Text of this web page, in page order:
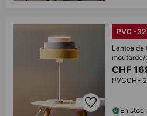
PVC -
Lampe de
CHF
PVCCHF
En stock